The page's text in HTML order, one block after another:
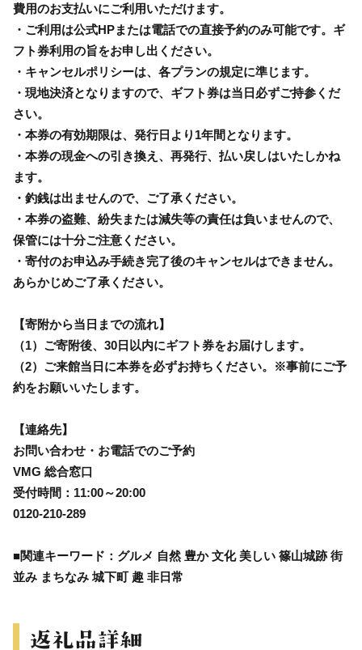
費用のお支払いにご利用いただけます。
・ご利用は公式HPまたは電話での直接予約のみ可能です。ギ
フト券利用の旨をお申し出ください。
・キャンセルポリシーは、各プランの規定に準じます。
・現地決済となりますので、ギフト券は当日必ずご持参くだ
さい。
・本券の有効期限は、発行日より1年間となります。
・本券の現金への引き換え、再発行、払い戻しはいたしかね
ます。
・釣銭は出ませんので、ご了承ください。
・本券の盗難、紛失または減失等の責任は負いませんので、
保管には十分ご注意ください。
・寄付のお申込み手続き完了後のキャンセルはできません。
あらかじめご了承ください。
【寄附から当日までの流れ】
（1）ご寄附後、30日以内にギフト券をお届けします。
（2）ご来館当日に本券を必ずお持ちください。※事前にご予
約をお願いいたします。
【連絡先】
お問い合わせ・お電話でのご予約
VMG 総合窓口
受付時間：11:00～20:00
0120-210-289
■関連キーワード：グルメ 自然 豊か 文化 美しい 篠山城跡 街
並み まちなみ 城下町 趣 非日常